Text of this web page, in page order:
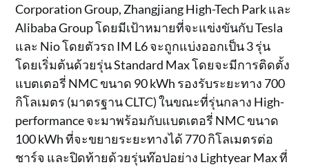
Corporation Group, Zhangjiang High-Tech Park และ
Alibaba Group โดยมีเป้าหมายที่จะแข่งขันกับ Tesla
และ Nio โดยตัวรถ IM L6 จะถูกแบ่งออกเป็น 3 รุ่น
โดยเริ่มต้นด้วยรุ่น Standard Max โดยจะมีการติดตั้ง
แบตเตอรี่ NMC ขนาด 90 kWh รองรับระยะทาง 700
กิโลเมตร (มาตรฐาน CLTC) ในขณะที่รุ่นกลาง High-
performance จะมาพร้อมกับแบตเตอรี่ NMC ขนาด
100 kWh ที่จะขยายระยะทางได้ 770 กิโลเมตรต่อ
ชาร์จ และปิดท้ายด้วยรุ่นท๊อปอย่าง Lightyear Max ที่